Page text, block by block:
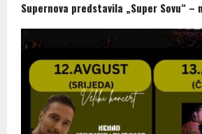
Supernova predstavila „Super Sovu“ –